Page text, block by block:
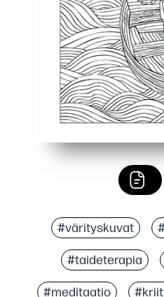
#värityskuvat
#taideterapia
#meditaatio